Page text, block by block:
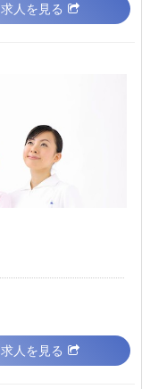
求人を見る
求人を見る